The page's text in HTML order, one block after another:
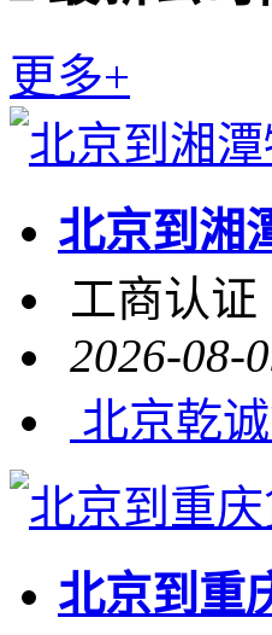
更多+
北京到湘
工商认证
2026-08-
北京乾
北京到重